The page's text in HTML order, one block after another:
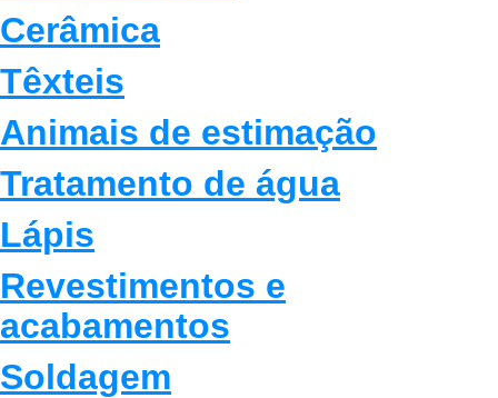
Cerâmica
Têxteis
Animais de estimação
Tratamento de água
Lápis
Revestimentos e
acabamentos
Soldagem